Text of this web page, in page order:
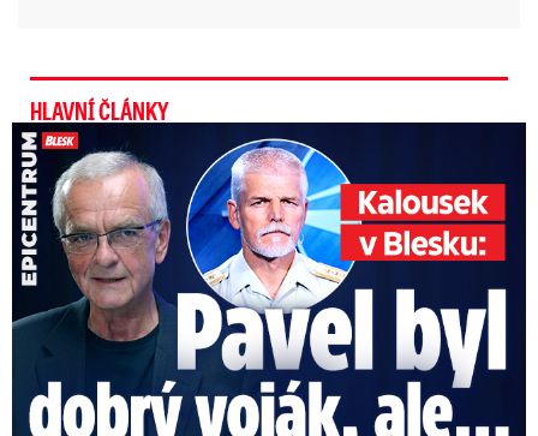
HLAVNÍ ČLÁNKY
Kalousek o prezidentovi: S Pavlem jsem se nesmířil!